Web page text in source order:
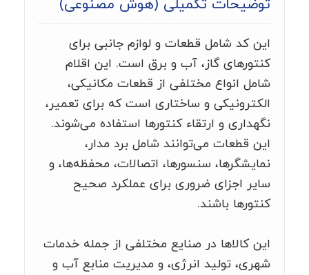
توضیحات تکمیلی (هوش مصنوعی)
این کد شامل قطعات و لوازم جانبی برای
کنتورهای گاز، آب و برق است. این اقلام
شامل انواع مختلفی از قطعات مکانیکی،
الکترونیکی و ساختاری است که برای تعمیر،
نگهداری و ارتقاء کنتورها استفاده می‌شوند.
این قطعات می‌توانند شامل برد مدار،
نمایشگرها، سنسورها، اتصالات، محفظه‌ها، و
سایر اجزای ضروری برای عملکرد صحیح
کنتورها باشند.
این کالاها در صنایع مختلفی از جمله خدمات
شهری، تولید انرژی، و مدیریت منابع آب و